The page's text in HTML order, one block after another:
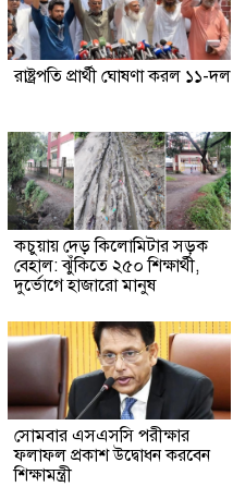
রাষ্ট্রপতি প্রার্থী ঘোষণা করল ১১-দল
কচুয়ায় দেড় কিলোমিটার সড়ক
বেহাল: ঝুঁকিতে ২৫০ শিক্ষার্থী,
দুর্ভোগে হাজারো মানুষ
সোমবার এসএসসি পরীক্ষার
ফলাফল প্রকাশ উদ্বোধন করবেন
শিক্ষামন্ত্রী